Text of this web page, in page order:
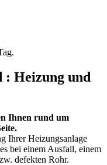
Heizung und
Ihnen rund um
Ihrer Heizungsanlage
bei einem Ausfall, einem
defekten Rohr.